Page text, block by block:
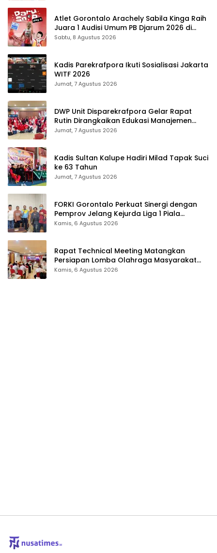
Atlet Gorontalo Arachely Sabila Kinga Raih
Juara 1 Audisi Umum PB Djarum 2026 di
Makassar
Sabtu, 8 Agustus 2026
Kadis Parekrafpora Ikuti Sosialisasi Jakarta
WITF 2026
Jumat, 7 Agustus 2026
DWP Unit Disparekrafpora Gelar Rapat
Rutin Dirangkaikan Edukasi Manajemen
Stres
Jumat, 7 Agustus 2026
Kadis Sultan Kalupe Hadiri Milad Tapak Suci
ke 63 Tahun
Jumat, 7 Agustus 2026
FORKI Gorontalo Perkuat Sinergi dengan
Pemprov Jelang Kejurda Liga 1 Piala
Gubernur 2026
Kamis, 6 Agustus 2026
Rapat Technical Meeting Matangkan
Persiapan Lomba Olahraga Masyarakat
Tingkat Provinsi Gorontalo
Kamis, 6 Agustus 2026